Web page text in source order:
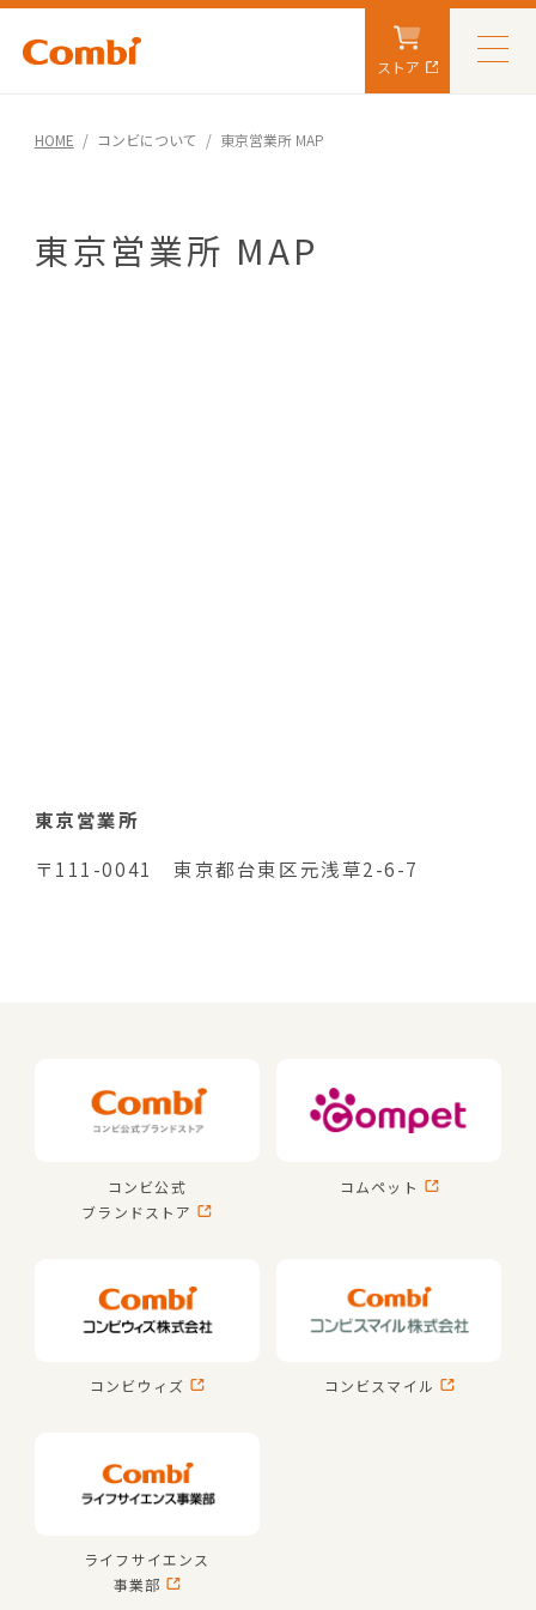
ストア
HOME コンビについて 東京営業所 MAP
東京営業所 MAP
東京営業所
〒111-0041 東京都台東区元浅草2-6-7
コンビ公式
ブランドストア
コムペット
コンビウィズ コンビスマイル
ライフサイエンス
事業部